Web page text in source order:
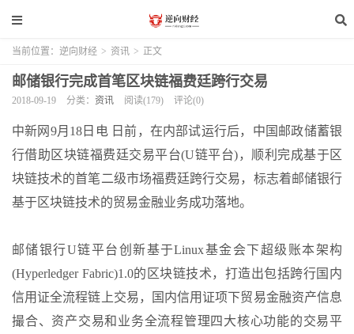
当前位置： 逆向财经 > 资讯 > 正文
邮储银行完成首笔区块链福费廷跨行交易
2018-09-19 分类： 资讯 阅读(179) 评论(0)
中新网9月18日电 日前，在内部试运行后，中国邮政储蓄银
行借助区块链福费廷交易平台(U链平台)，顺利完成基于区
块链技术的首笔二级市场福费廷跨行交易，标志着邮储银行
基于区块链技术的贸易金融业务成功落地。
邮储银行U链平台创新基于Linux基金会下超级账本架构
(Hyperledger Fabric)1.0的区块链技术，打造出包括跨行国内
信用证全流程链上交易，国内信用证项下贸易金融资产信息
撮合、资产交易和业务全流程管理四大核心功能的交易平